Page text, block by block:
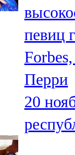
певиц
Перри
20